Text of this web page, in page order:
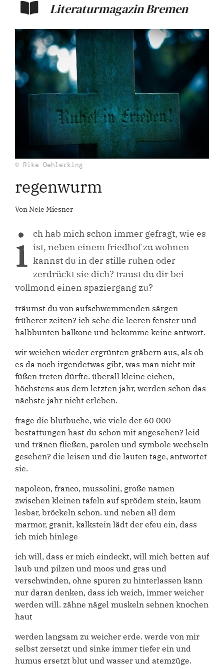
Literaturmagazin Bremen
© Rike Oehlerking
regenwurm
Von Nele Miesner
i ch hab mich schon immer gefragt, wie es
ist, neben einem friedhof zu wohnen
kannst du in der stille ruhen oder
zerdrückt sie dich? traust du dir bei
vollmond einen spaziergang zu?
träumst du von aufschwemmenden särgen
früherer zeiten? ich sehe die leeren fenster und
halbbunten balkone und bekomme keine antwort.
wir weichen wieder ergrünten gräbern aus, als ob
es da noch irgendetwas gibt, was man nicht mit
füßen treten dürfte. überall kleine eichen,
höchstens aus dem letzten jahr, werden schon das
nächste jahr nicht erleben.
frage die blutbuche, wie viele der 60 000
bestattungen hast du schon mit angesehen? leid
und tränen fließen, parolen und symbole wechseln
gesehen? die leisen und die lauten tage, antwortet
sie.
napoleon, franco, mussolini, große namen
zwischen kleinen tafeln auf sprödem stein, kaum
lesbar, bröckeln schon. und neben all dem
marmor, granit, kalkstein lädt der efeu ein, dass
ich mich hinlege
ich will, dass er mich eindeckt, will mich betten auf
laub und pilzen und moos und gras und
verschwinden, ohne spuren zu hinterlassen kann
nur daran denken, dass ich weich, immer weicher
werden will. zähne nägel muskeln sehnen knochen
haut
werden langsam zu weicher erde. werde von mir
selbst zersetzt und sinke immer tiefer ein und
humus ersetzt blut und wasser und atemzüge.